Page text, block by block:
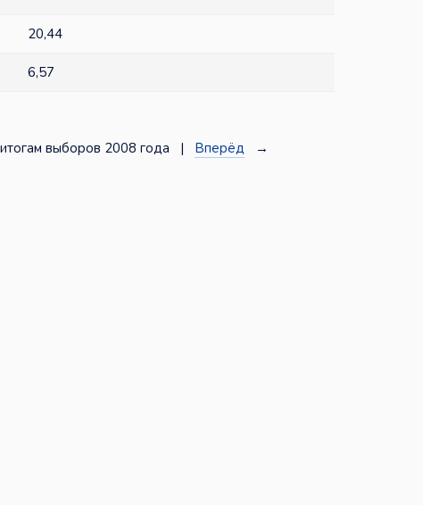
20,44
6,57
итогам выборов 2008 года | Вперёд →